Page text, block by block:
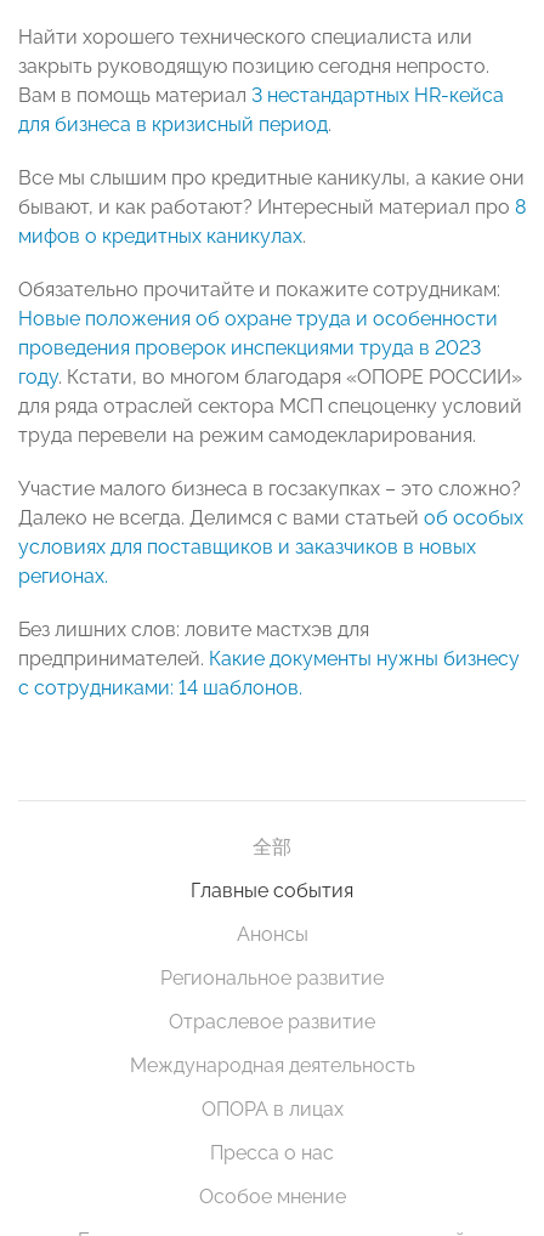
Найти хорошего технического специалиста или
закрыть руководящую позицию сегодня непросто.
Вам в помощь материал 3 нестандартных HR-кейса
для бизнеса в кризисный период.
Все мы слышим про кредитные каникулы, а какие они
бывают, и как работают? Интересный материал про 8
мифов о кредитных каникулах.
Обязательно прочитайте и покажите сотрудникам:
Новые положения об охране труда и особенности
проведения проверок инспекциями труда в 2023
году. Кстати, во многом благодаря «ОПОРЕ РОССИИ»
для ряда отраслей сектора МСП спецоценку условий
труда перевели на режим самодекларирования.
Участие малого бизнеса в госзакупках – это сложно?
Далеко не всегда. Делимся с вами статьей об особых
условиях для поставщиков и заказчиков в новых
регионах.
Без лишних слов: ловите мастхэв для
предпринимателей. Какие документы нужны бизнесу
с сотрудниками: 14 шаблонов.
全部
Главные события
Анонсы
Региональное развитие
Отраслевое развитие
Международная деятельность
ОПОРА в лицах
Пресса о нас
Особое мнение